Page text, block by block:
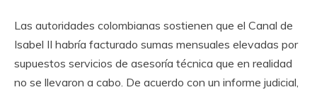
Las autoridades colombianas sostienen que el Canal de
Isabel II habría facturado sumas mensuales elevadas por
supuestos servicios de asesoría técnica que en realidad
no se llevaron a cabo. De acuerdo con un informe judicial,